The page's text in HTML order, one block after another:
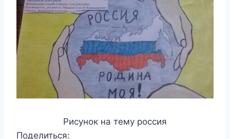
Рисунок на тему россия
Поделиться: